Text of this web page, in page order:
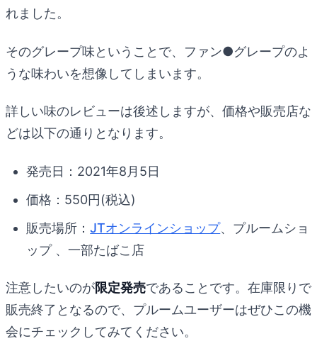
れました。
そのグレープ味ということで、ファン●グレープのよ
うな味わいを想像してしまいます。
詳しい味のレビューは後述しますが、価格や販売店な
どは以下の通りとなります。
発売日：2021年8月5日
価格：550円(税込)
販売場所：JTオンラインショップ、プルームショ
ップ 、一部たばこ店
注意したいのが限定発売であることです。在庫限りで
販売終了となるので、プルームユーザーはぜひこの機
会にチェックしてみてください。